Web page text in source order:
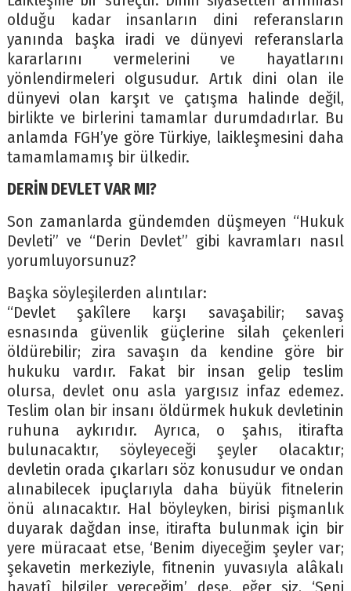
olduğu kadar insanların dini referansların
yanında başka iradi ve dünyevi referanslarla
kararlarını vermelerini ve hayatlarını
yönlendirmeleri olgusudur. Artık dini olan ile
dünyevi olan karşıt ve çatışma halinde değil,
birlikte ve birlerini tamamlar durumdadırlar. Bu
anlamda FGH’ye göre Türkiye, laikleşmesini daha
tamamlamamış bir ülkedir.
DERİN DEVLET VAR MI?
Son zamanlarda gündemden düşmeyen “Hukuk
Devleti” ve “Derin Devlet” gibi kavramları nasıl
yorumluyorsunuz?
Başka söyleşilerden alıntılar:
“Devlet şakîlere karşı savaşabilir; savaş
esnasında güvenlik güçlerine silah çekenleri
öldürebilir; zira savaşın da kendine göre bir
hukuku vardır. Fakat bir insan gelip teslim
olursa, devlet onu asla yargısız infaz edemez.
Teslim olan bir insanı öldürmek hukuk devletinin
ruhuna aykırıdır. Ayrıca, o şahıs, itirafta
bulunacaktır, söyleyeceği şeyler olacaktır;
devletin orada çıkarları söz konusudur ve ondan
alınabilecek ipuçlarıyla daha büyük fitnelerin
önü alınacaktır. Hal böyleyken, birisi pişmanlık
duyarak dağdan inse, itirafta bulunmak için bir
yere müracaat etse, ‘Benim diyeceğim şeyler var;
şekavetin merkeziyle, fitnenin yuvasıyla alâkalı